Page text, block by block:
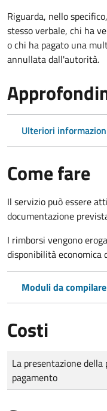
Riguarda, nello
stesso verbale, chi ha
o chi ha pagato una
annullata dall'autorità.
Ulteriori
Come fare
Il servizio può essere
documentazione
I rimborsi vengono
disponibilità economica
Moduli da
Costi
Tipo di pagamento
Importo
La presentazione
pagamento